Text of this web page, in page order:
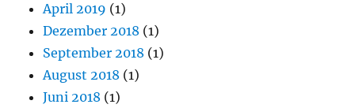
April 2019 (1)
Dezember 2018 (1)
September 2018 (1)
August 2018 (1)
Juni 2018 (1)